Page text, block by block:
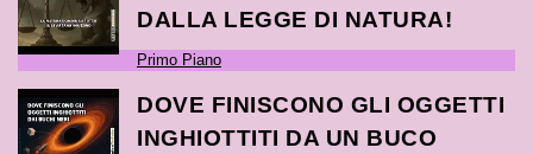
DALLA LEGGE DI NATURA!
Primo Piano
DOVE FINISCONO GLI OGGETTI
INGHIOTTITI DA UN BUCO